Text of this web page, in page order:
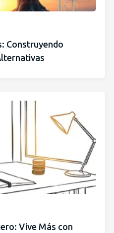
Construyendo
Vive Más con